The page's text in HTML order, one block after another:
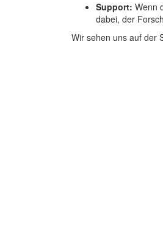
Support: Wenn
dabei, der
Wir sehen uns auf der